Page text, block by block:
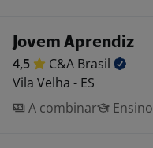
Jovem Aprendiz
4,5 C&A Brasil
Vila Velha - ES
A combinar